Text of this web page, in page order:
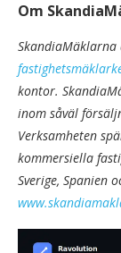
Om
SkandiaMäklarna
kontor.
inom såväl
Verksamheten
kommersiella
Sverige, Spanien